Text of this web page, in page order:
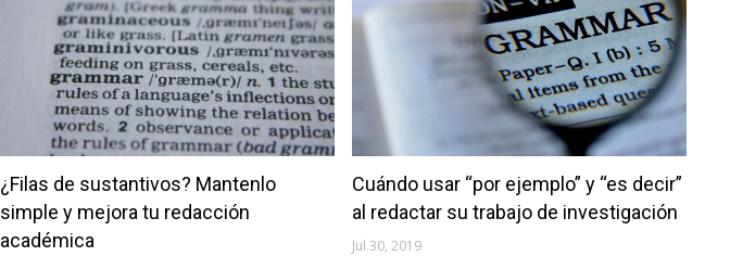
¿Filas de sustantivos? Mantenlo
simple y mejora tu redacción
académica
Cuándo usar “por ejemplo” y “es decir”
al redactar su trabajo de investigación
Jul 30, 2019